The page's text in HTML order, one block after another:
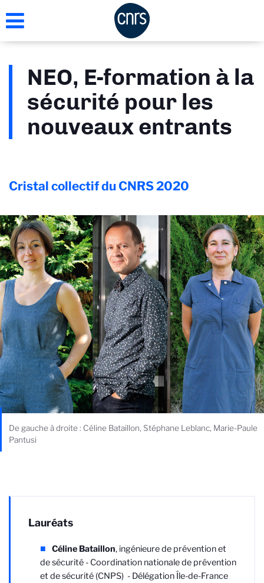
au
NEO, E-formation à la
sécurité pour les
nouveaux entrants
Cristal collectif du CNRS2020
De gauche à droite : Céline Bataillon, Stéphane Leblanc, Marie-Paule
Pantusi
Lauréats
Céline Bataillon, ingénieure de prévention et
de sécurité - Coordination nationale de prévention
et de sécurité (CNPS) - Délégation Île-de-France